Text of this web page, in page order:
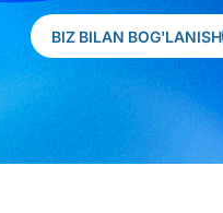
BIZ BILAN BOG'LANISH